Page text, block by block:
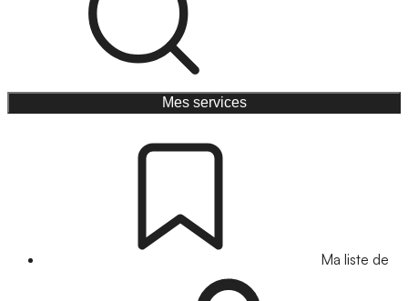
Mes services
Ma liste de